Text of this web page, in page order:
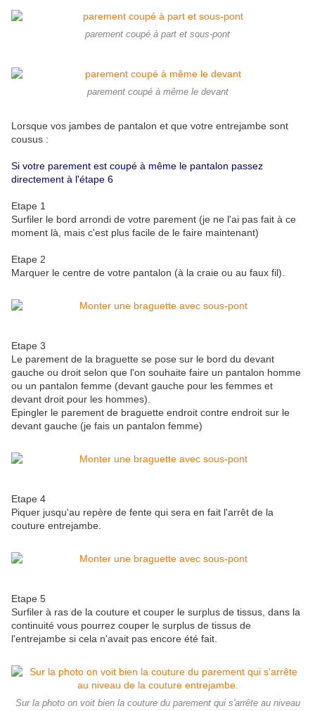
parement coupé à part et sous-pont
parement coupé à même le devant
Lorsque vos jambes de pantalon et que votre entrejambe sont
cousus :
Si votre parement est coupé à même le pantalon passez
directement à l'étape 6
Etape 1
Surfiler le bord arrondi de votre parement (je ne l'ai pas fait à ce
moment là, mais c'est plus facile de le faire maintenant)
Etape 2
Marquer le centre de votre pantalon (à la craie ou au faux fil).
Etape 3
Le parement de la braguette se pose sur le bord du devant
gauche ou droit selon que l'on souhaite faire un pantalon homme
ou un pantalon femme (devant gauche pour les femmes et
devant droit pour les hommes).
Epingler le parement de braguette endroit contre endroit sur le
devant gauche (je fais un pantalon femme)
Etape 4
Piquer jusqu'au repère de fente qui sera en fait l'arrêt de la
couture entrejambe.
Etape 5
Surfiler à ras de la couture et couper le surplus de tissus, dans la
continuité vous pourrez couper le surplus de tissus de
l'entrejambe si cela n'avait pas encore été fait.
Sur la photo on voit bien la couture du parement qui s'arrête au niveau